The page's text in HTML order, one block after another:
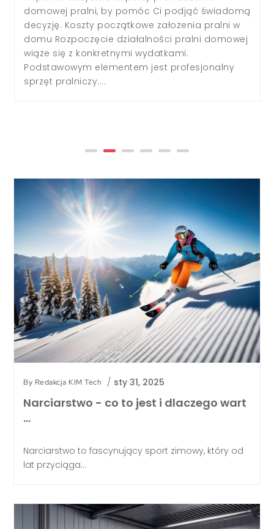
rozpoczynając swoją przygodę z
odchudzaniem, popełnia błędy, które mogą
prowadzić do frustracji i zniechęcenia. Kluczem
do sukcesu jest mądre podejście do zdrowego
odchudzania, które pozwoli nam osiągnąć cel
bez narażania organizmu na stres i niedobory.
By Redakcja KIM Tech / sty 31, 2025
Narciarstwo - co to jest i dlaczego wart
…
Narciarstwo to fascynujący sport zimowy, który od
lat przyciąga...